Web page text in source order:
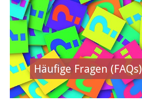
Häufige Fragen (FAQs)
Standort
Flächen- und Immobiliensuche
Gewerbegebiete
Daten & Fakten